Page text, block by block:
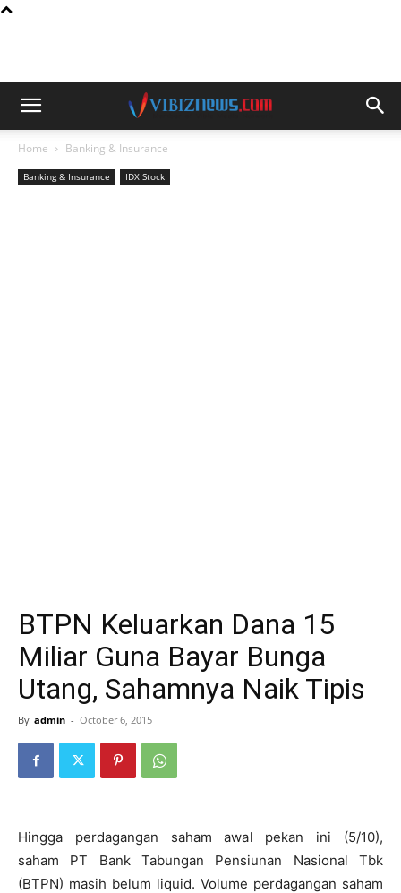
Home Banking & Insurance
Banking & Insurance IDX Stock
BTPN Keluarkan Dana 15
Miliar Guna Bayar Bunga
Utang, Sahamnya Naik Tipis
By admin - October 6, 2015
Hingga perdagangan saham awal pekan ini (5/10),
saham PT Bank Tabungan Pensiunan Nasional Tbk
(BTPN) masih belum liquid. Volume perdagangan saham